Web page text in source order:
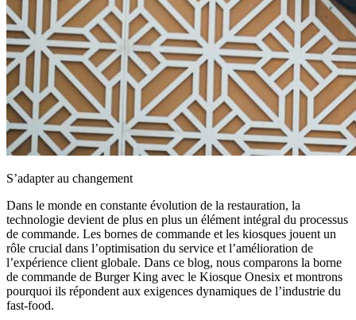
S’adapter au changement
Dans le monde en constante évolution de la restauration, la
technologie devient de plus en plus un élément intégral du processus
de commande. Les bornes de commande et les kiosques jouent un
rôle crucial dans l’optimisation du service et l’amélioration de
l’expérience client globale. Dans ce blog, nous comparons la borne
de commande de Burger King avec le Kiosque Onesix et montrons
pourquoi ils répondent aux exigences dynamiques de l’industrie du
fast-food.